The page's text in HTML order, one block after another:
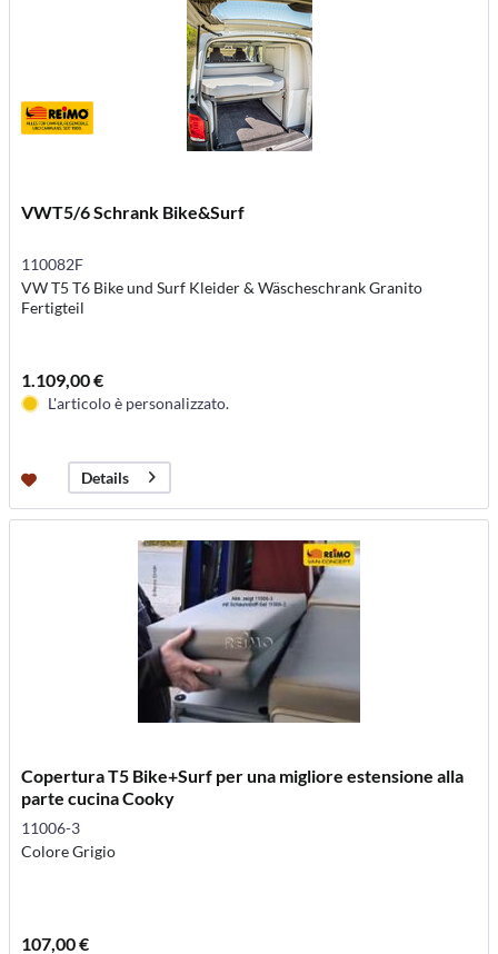
VWT5/6 Schrank Bike&Surf
110082F
VW T5 T6 Bike und Surf Kleider & Wäscheschrank Granito
Fertigteil
1.109,00 €
L'articolo è personalizzato.
Details
Copertura T5 Bike+Surf per una migliore estensione alla
parte cucina Cooky
11006-3
Colore Grigio
107,00 €